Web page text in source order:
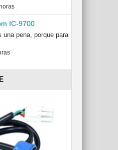
IC-9700
pena, porque para